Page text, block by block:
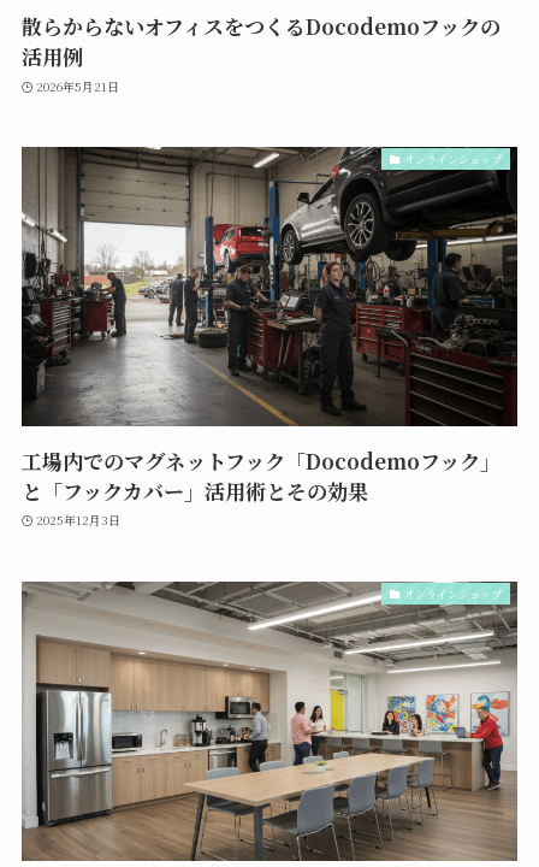
散らからないオフィスをつくるDocodemoフックの
活用例
2026年5月21日
オンラインショップ
工場内でのマグネットフック「Docodemoフック」
と「フックカバー」活用術とその効果
2025年12月3日
オンラインショップ